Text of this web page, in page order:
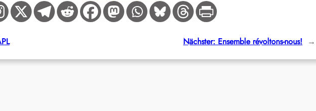
Nächster: Ensemble révoltons-nous! →